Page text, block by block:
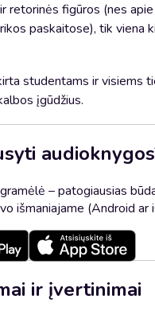
retorinės figūros (nes
paskaitose), tik viena
studentams ir visiems
įgūdžius.
– patogiausias
išmaniajame (Android ar
ir įvertinimai